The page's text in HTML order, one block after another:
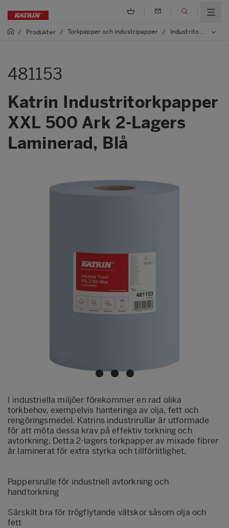
/ Produkter / Torkpapper och industripapper / Industritorkpapper
481153
Katrin Industritorkpapper
XXL 500 Ark 2-Lagers
Laminerad, Blå
I industriella miljöer förekommer en rad olika
torkbehov, exempelvis hanteringa av olja, fett och
rengöringsmedel. Katrins industrirullar är utformade
för att möta dessa krav på effektiv torkning och
avtorkning. Detta 2-lagers torkpapper av mixade fibrer
är laminerat för extra styrka och tillförlitlighet.
Pappersrulle för industriell avtorkning och
handtorkning
Särskilt bra för trögflytande vätskor såsom olja och
fett